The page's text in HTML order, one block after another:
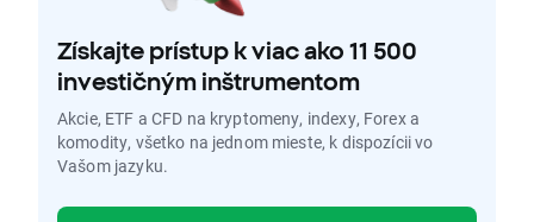
Získajte prístup k viac ako 11 500
investičným inštrumentom
Akcie, ETF a CFD na kryptomeny, indexy, Forex a
komodity, všetko na jednom mieste, k dispozícii vo
Vašom jazyku.